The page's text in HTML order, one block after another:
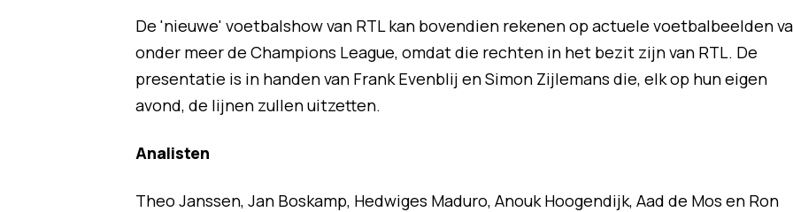
De 'nieuwe' voetbalshow van RTL kan bovendien rekenen op actuele voetbalbeelden
onder meer de Champions League, omdat die rechten in het bezit zijn van RTL. De
presentatie is in handen van Frank Evenblij en Simon Zijlemans die, elk op hun eigen
avond, de lijnen zullen uitzetten.
Analisten
Theo Janssen, Jan Boskamp, Hedwiges Maduro, Anouk Hoogendijk, Aad de Mos en Ron